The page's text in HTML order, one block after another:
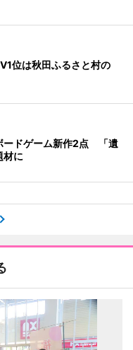
位は秋田ふるさと村の
ードゲーム新作2点 「遺
材に